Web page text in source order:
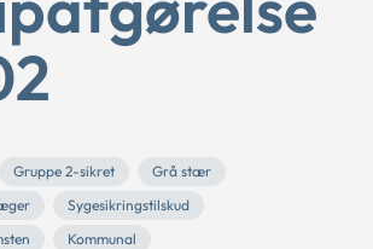
Gruppe 2-sikret
Grå stær
Sygesikringstilskud
Kommunal